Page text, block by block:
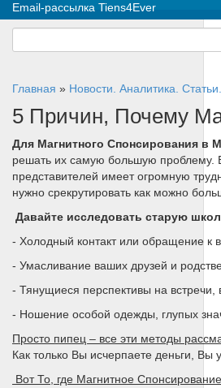
Email-рассылка Tiens4Ever
Главная » Новости. Аналитика. Статьи.
5 Причин, Почему
Для Магнитного Спонсирования в
решать их самую большую проблему.
представителей имеет огромную
нужно срекрутировать как можно
Давайте исследовать старую
- Холодный контакт или обращение к
- Умасливание ваших друзей и
- Тянущиеся перспективы на
- Ношение особой одежды, глупых
Просто пипец – все эти методы
Как только Вы исчерпаете деньги,
Вот То, где Магнитное